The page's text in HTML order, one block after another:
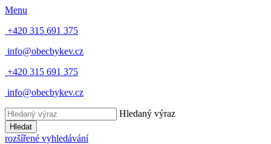
Menu
+420 315 691 375
info@obecbykev.cz
+420 315 691 375
info@obecbykev.cz
Hledaný výraz
Hledat
rozšířené vyhledávání